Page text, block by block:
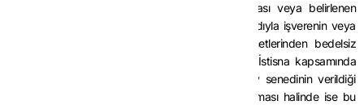
erbabına, belirli bir süre işverene bağlı çalışılması veya belirlenen
performans ve benzeri kriterlerin sağlanması kaydıyla işverenin veya
aynı şirketler topluluğundaki şirketlerin pay senetlerinden bedelsiz
veya indirimli satın alma hakkı verilebilmektedir. İstisna kapsamında
pay senedinin bedelsiz verildiği durumlarda pay senedinin verildiği
tarih, indirimli pay senedi satın alma hakkı tanınması halinde ise bu